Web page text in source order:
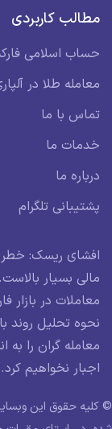
مطالب کاربردی
حساب اسلامی
معامله طلا در
تماس با ما
خدمات ما
درباره ما
پشتیبانی تلگرام
افشای ریسک: خطر
مالی بسیار
معاملات در
نحوه تحلیل روند
معامله گران را به
اجبار نخواهیم کرد.
© کلیه حقوق این